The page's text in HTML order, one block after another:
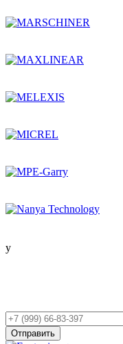
Ваш
телефон
Отправить